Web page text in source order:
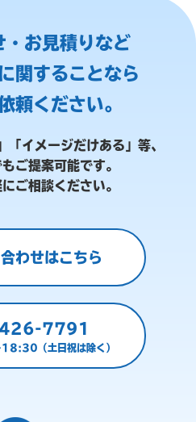
・お見積りなど
関することなら
頼ください。
「イメージだけある」等、
ご提案可能です。
ご相談ください。
わせはこちら
7791
（土日祝は除く）